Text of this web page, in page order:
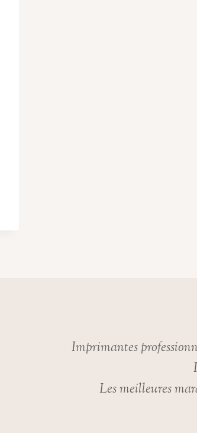
Imprimantes
Les meilleures